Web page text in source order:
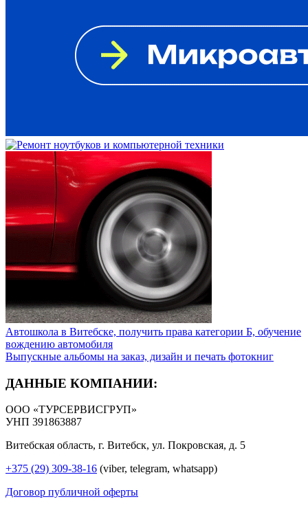
Автошкола в Витебске, получить права категории Б, обучение
вождению автомобиля
Выпускные альбомы на заказ, дизайн и печать фотокниг
ДАННЫЕ КОМПАНИИ:
ООО «ТУРСЕРВИСГРУП»
УНП 391863887
Витебская область, г. Витебск, ул. Покровская, д. 5
+375 (29) 309-38-16 (viber, telegram, whatsapp)
Договор публичной оферты